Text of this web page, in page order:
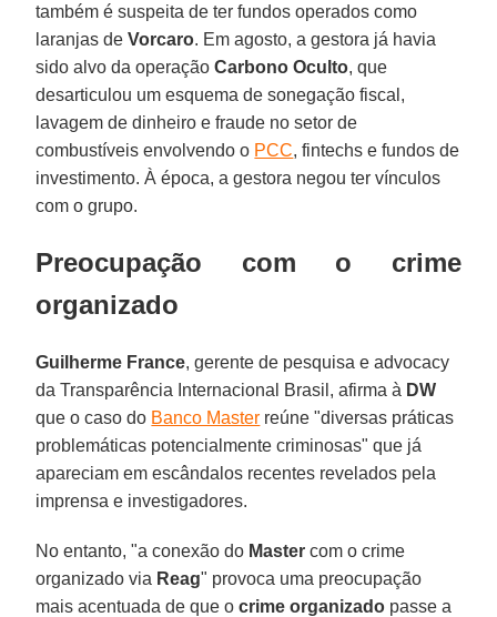
também é suspeita de ter fundos operados como
laranjas deVorcaro. Em agosto, a gestora já havia
sido alvo da operaçãoCarbono Oculto, que
desarticulou um esquema de sonegação fiscal,
lavagem de dinheiro e fraude no setor de
combustíveis envolvendo o PCC, fintechs e fundos de
investimento. À época, a gestora negou ter vínculos
com o grupo.
Preocupação com o crime
organizado
Guilherme France, gerente de pesquisa e advocacy
da Transparência Internacional Brasil, afirma à DW
que o caso do Banco Master reúne "diversas práticas
problemáticas potencialmente criminosas" que já
apareciam em escândalos recentes revelados pela
imprensa e investigadores.
No entanto, "a conexão do Master com o crime
organizado via Reag" provoca uma preocupação
mais acentuada de que ocrime organizado passe a